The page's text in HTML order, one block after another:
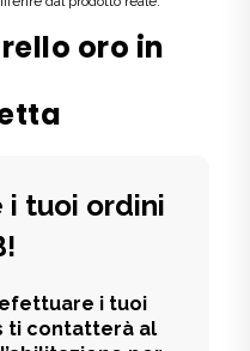
oro in
i tuoi ordini
i tuoi
ti contatterà al